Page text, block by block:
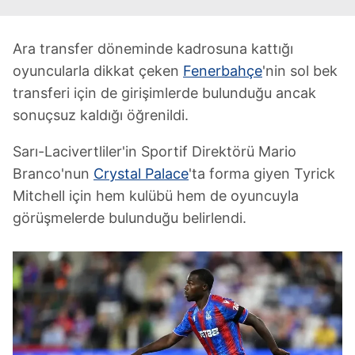
Ara transfer döneminde kadrosuna kattığı
oyuncularla dikkat çeken Fenerbahçe'nin sol bek
transferi için de girişimlerde bulunduğu ancak
sonuçsuz kaldığı öğrenildi.
Sarı-Lacivertliler'in Sportif Direktörü Mario
Branco'nun Crystal Palace'ta forma giyen Tyrick
Mitchell için hem kulübü hem de oyuncuyla
görüşmelerde bulunduğu belirlendi.